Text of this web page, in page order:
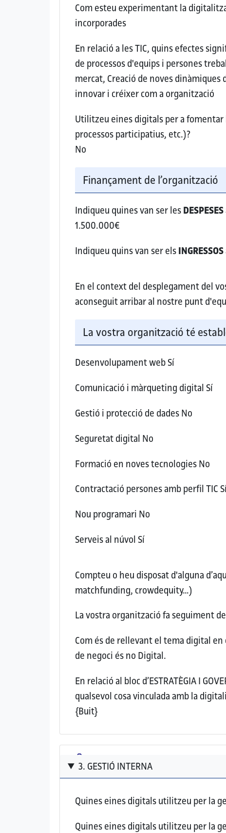
Com esteu experimentant la
incorporades
En relació a les TIC, quins efectes
de processos d'equips i persones
mercat, Creació de noves
innovar i créixer com a organització
Utilitzeu eines digitals per a
processos participatius, etc.)?
No
Finançament de l’organització
Indiqueu quines van ser lesDESPESES
1.500.000€
Indiqueu quins van ser elsINGRESSOS
En el context del desplegament del
aconseguit arribar al nostre punt
La vostra organització té
Desenvolupament webSí
Comunicació i màrqueting digital Sí
Gestió i protecció de dadesNo
Seguretat digital No
Formació en noves tecnologiesNo
Contractació persones amb perfil TIC
Nou programari No
Serveis al núvol Sí
Compteu o heu disposat d'alguna
matchfunding, crowdequity…)
La vostra organització fa seguiment
Com és de rellevant el tema digital
de negoci és no Digital.
En relació al bloc d’ESTRATÈGIA I
qualsevol cosa vinculada amb la
{Buit}
3. GESTIÓ INTERNA
Quines eines digitals utilitzeu per la
Quines eines digitals utilitzeu per la